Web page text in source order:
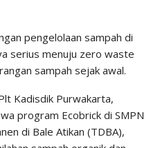
pengelolaan sampah di
serius menuju zero waste
sampah sejak awal.
Kadisdik Purwakarta,
program Ecobrick di SMPN
di Bale Atikan (TDBA),